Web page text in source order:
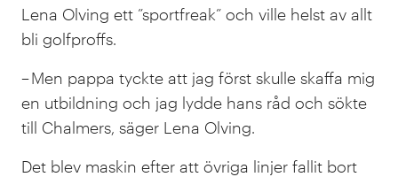
Lena Olving ett ”sportfreak” och ville helst av allt
bli golfproffs.
– Men pappa tyckte att jag först skulle skaffa mig
en utbildning och jag lydde hans råd och sökte
till Chalmers, säger Lena Olving.
Det blev maskin efter att övriga linjer fallit bort